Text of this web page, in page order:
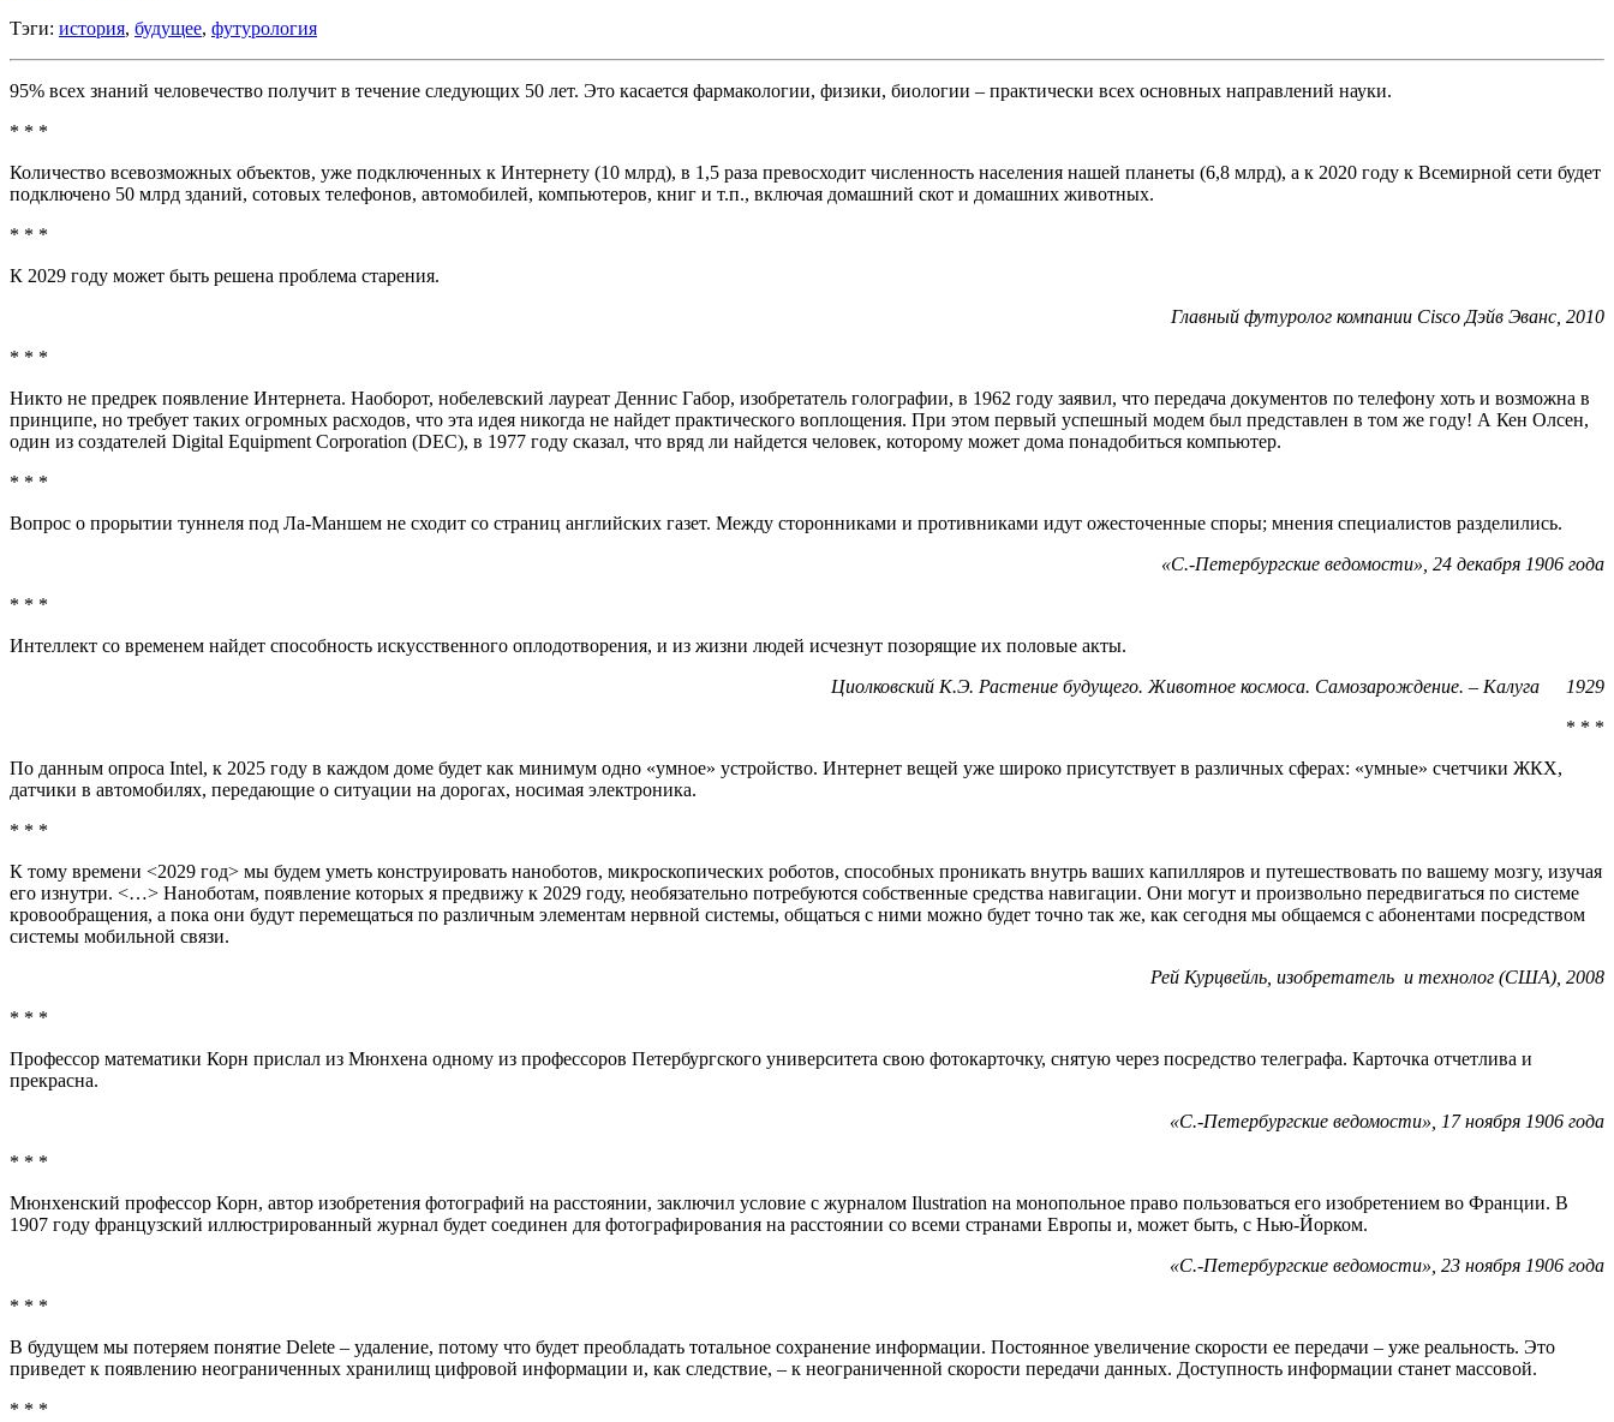
Тэги: история, будущее, футурология
95% всех знаний человечество получит в течение следующих 50 лет. Это касается фармакологии, физики, биологии – практически всех основных направлений науки.
* * *
Количество всевозможных объектов, уже подключенных к Интернету (10 млрд), в 1,5 раза превосходит численность населения нашей планеты (6,8 млрд), а к 2020 году к Всемирной сети будет
подключено 50 млрд зданий, сотовых телефонов, автомобилей, компьютеров, книг и т.п., включая домашний скот и домашних животных.
* * *
К 2029 году может быть решена проблема старения.
Главный футуролог компании Cisco Дэйв Эванс, 2010
* * *
Никто не предрек появление Интернета. Наоборот, нобелевский лауреат Деннис Габор, изобретатель голографии, в 1962 году заявил, что передача документов по телефону хоть и возможна в
принципе, но требует таких огромных расходов, что эта идея никогда не найдет практического воплощения. При этом первый успешный модем был представлен в том же году! А Кен Олсен,
один из создателей Digital Equipment Corporation (DEC), в 1977 году сказал, что вряд ли найдется человек, которому может дома понадобиться компьютер.
* * *
Вопрос о прорытии туннеля под Ла-Маншем не сходит со страниц английских газет. Между сторонниками и противниками идут ожесточенные споры; мнения специалистов разделились.
«С.-Петербургские ведомости», 24 декабря 1906 года
* * *
Интеллект со временем найдет способность искусственного оплодотворения, и из жизни людей исчезнут позорящие их половые акты.
Циолковский К.Э. Растение будущего. Животное космоса. Самозарождение. – Калуга
1929
* * *
По данным опроса Intel, к 2025 году в каждом доме будет как минимум одно «умное» устройство. Интернет вещей уже широко присутствует в различных сферах: «умные» счетчики ЖКХ,
датчики в автомобилях, передающие о ситуации на дорогах, носимая электроника.
* * *
К тому времени <2029 год> мы будем уметь конструировать наноботов, микроскопических роботов, способных проникать внутрь ваших капилляров и путешествовать по вашему мозгу, изучая
его изнутри. <…> Наноботам, появление которых я предвижу к 2029 году, необязательно потребуются собственные средства навигации. Они могут и произвольно передвигаться по системе
кровообращения, а пока они будут перемещаться по различным элементам нервной системы, общаться с ними можно будет точно так же, как сегодня мы общаемся с абонентами посредством
системы мобильной связи.
Рей Курцвейль, изобретатель и технолог (США), 2008
* * *
Профессор математики Корн прислал из Мюнхена одному из профессоров Петербургского университета свою фотокарточку, снятую через посредство телеграфа. Карточка отчетлива и
прекрасна.
«С.-Петербургские ведомости», 17 ноября 1906 года
* * *
Мюнхенский профессор Корн, автор изобретения фотографий на расстоянии, заключил условие с журналом Ilustration на монопольное право пользоваться его изобретением во Франции. В
1907 году французский иллюстрированный журнал будет соединен для фотографирования на расстоянии со всеми странами Европы и, может быть, с Нью-Йорком.
«С.-Петербургские ведомости», 23 ноября 1906 года
* * *
В будущем мы потеряем понятие Delete – удаление, потому что будет преобладать тотальное сохранение информации. Постоянное увеличение скорости ее передачи – уже реальность. Это
приведет к появлению неограниченных хранилищ цифровой информации и, как следствие, – к неограниченной скорости передачи данных. Доступность информации станет массовой.
* * *